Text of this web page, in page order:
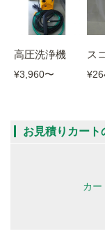
高圧洗浄機
¥3,960〜
ス
お見積りカート
カー